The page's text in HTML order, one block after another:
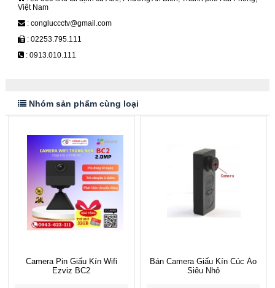
Việt Nam
: congluccctv@gmail.com
: 02253.795.111
: 0913.010.111
Nhóm sản phẩm cùng loại
Camera Pin Giấu Kín Wifi
Ezviz BC2
Bán Camera Giấu Kín Cúc Áo
Siêu Nhỏ